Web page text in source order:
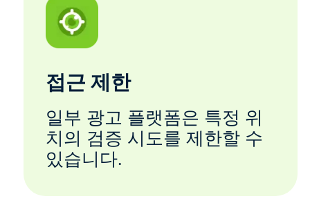
접근 제한
일부 광고 플랫폼은 특정 위
치의 검증 시도를 제한할 수
있습니다.